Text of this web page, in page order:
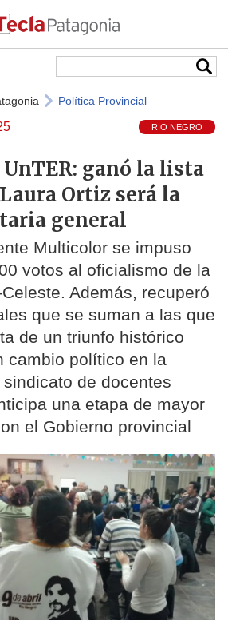
Política Provincial
RIO NEGRO
UnTER: ganó la lista
Ortiz será la
general
Multicolor se impuso
votos al oficialismo de la
Además, recuperó
que se suman a las que
de un triunfo histórico
cambio político en la
de docentes
una etapa de mayor
el Gobierno provincial